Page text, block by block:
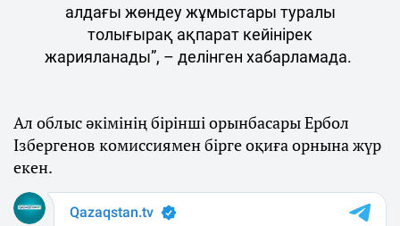
алдағы жөндеу жұмыстары туралы
толығырақ ақпарат кейінірек
жарияланады”, – делінген хабарламада.
Ал облыс әкімінің бірінші орынбасары Ербол
Ізбергенов комиссиямен бірге оқиға орнына жүр
екен.